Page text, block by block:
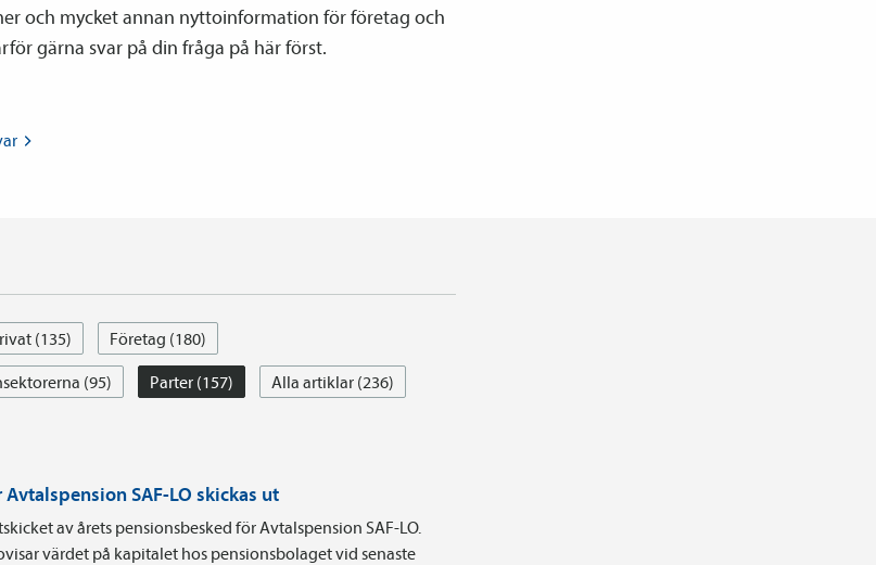
och mycket annan nyttoinformation för företag och
gärna svar på din fråga på här först.
(135)
Företag (180)
(95)
Parter (157) Alla artiklar (236)
SAF-LO skickas ut
av årets pensionsbesked för Avtalspension SAF-LO.
värdet på kapitalet hos pensionsbolaget vid senaste